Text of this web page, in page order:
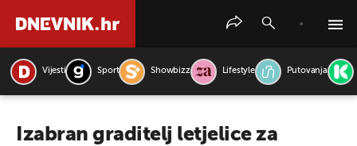
Vijesti Sport Showbizz Lifestyle Putovanja
Izabran graditelj letjelice za
PRETRAŽITE VIJESTI